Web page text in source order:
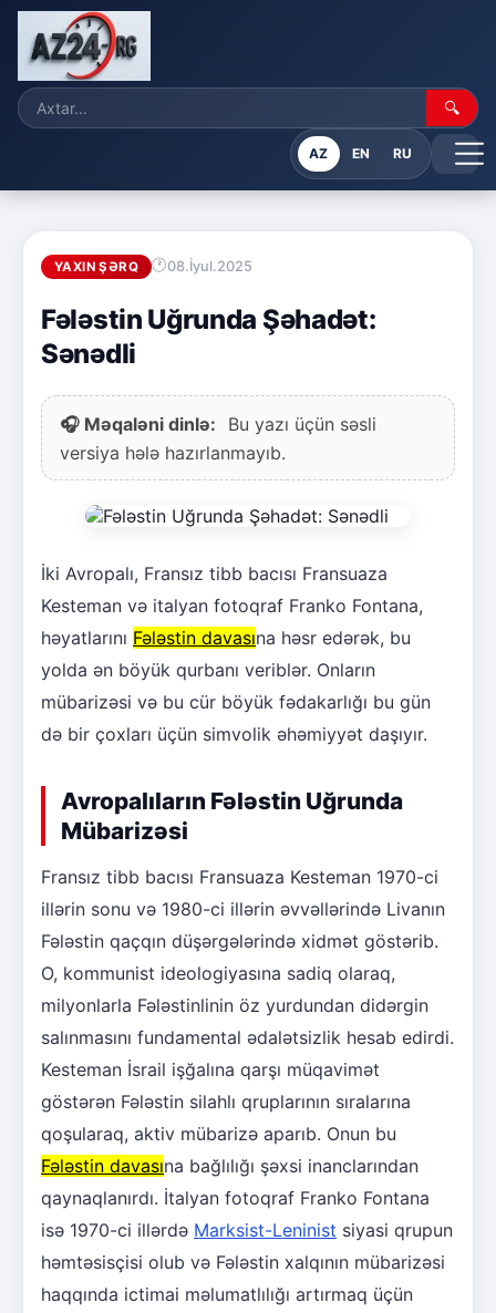
🔍
AZ EN RU
YAXIN ŞƏRQ 08.İyul.2025
Fələstin Uğrunda Şəhadət:
Sənədli
🎧 Məqaləni dinlə:
Bu yazı üçün səsli
versiya hələ hazırlanmayıb.
İki Avropalı, Fransız tibb bacısı Fransuaza
Kesteman və italyan fotoqraf Franko Fontana,
həyatlarını Fələstin davasına həsr edərək, bu
yolda ən böyük qurbanı veriblər. Onların
mübarizəsi və bu cür böyük fədakarlığı bu gün
də bir çoxları üçün simvolik əhəmiyyət daşıyır.
Avropalıların Fələstin Uğrunda
Mübarizəsi
Fransız tibb bacısı Fransuaza Kesteman 1970-ci
illərin sonu və 1980-ci illərin əvvəllərində Livanın
Fələstin qaçqın düşərgələrində xidmət göstərib.
O, kommunist ideologiyasına sadiq olaraq,
milyonlarla Fələstinlinin öz yurdundan didərgin
salınmasını fundamental ədalətsizlik hesab edirdi.
Kesteman İsrail işğalına qarşı müqavimət
göstərən Fələstin silahlı qruplarının sıralarına
qoşularaq, aktiv mübarizə aparıb. Onun bu
Fələstin davasına bağlılığı şəxsi inanclarından
qaynaqlanırdı. İtalyan fotoqraf Franko Fontana
isə 1970-ci illərdə Marksist-Leninist siyasi qrupun
həmtəsisçisi olub və Fələstin xalqının mübarizəsi
haqqında ictimai məlumatlılığı artırmaq üçün